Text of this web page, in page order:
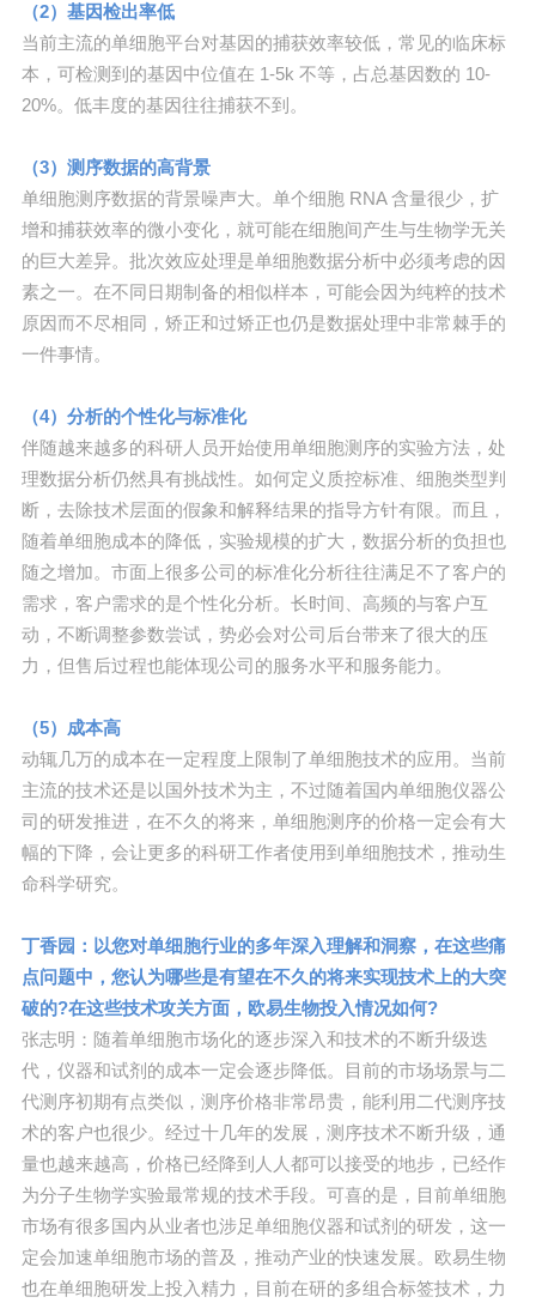
（2）基因检出率低
当前主流的单细胞平台对基因的捕获效率较低，常见的临床标
本，可检测到的基因中位值在 1-5k 不等，占总基因数的 10-
20%。低丰度的基因往往捕获不到。
（3）测序数据的高背景
单细胞测序数据的背景噪声大。单个细胞 RNA 含量很少，扩
增和捕获效率的微小变化，就可能在细胞间产生与生物学无关
的巨大差异。批次效应处理是单细胞数据分析中必须考虑的因
素之一。在不同日期制备的相似样本，可能会因为纯粹的技术
原因而不尽相同，矫正和过矫正也仍是数据处理中非常棘手的
一件事情。
（4）分析的个性化与标准化
伴随越来越多的科研人员开始使用单细胞测序的实验方法，处
理数据分析仍然具有挑战性。如何定义质控标准、细胞类型判
断，去除技术层面的假象和解释结果的指导方针有限。而且，
随着单细胞成本的降低，实验规模的扩大，数据分析的负担也
随之增加。市面上很多公司的标准化分析往往满足不了客户的
需求，客户需求的是个性化分析。长时间、高频的与客户互
动，不断调整参数尝试，势必会对公司后台带来了很大的压
力，但售后过程也能体现公司的服务水平和服务能力。
（5）成本高
动辄几万的成本在一定程度上限制了单细胞技术的应用。当前
主流的技术还是以国外技术为主，不过随着国内单细胞仪器公
司的研发推进，在不久的将来，单细胞测序的价格一定会有大
幅的下降，会让更多的科研工作者使用到单细胞技术，推动生
命科学研究。
丁香园：以您对单细胞行业的多年深入理解和洞察，在这些痛
点问题中，您认为哪些是有望在不久的将来实现技术上的大突
破的?在这些技术攻关方面，欧易生物投入情况如何?
张志明：随着单细胞市场化的逐步深入和技术的不断升级迭
代，仪器和试剂的成本一定会逐步降低。目前的市场场景与二
代测序初期有点类似，测序价格非常昂贵，能利用二代测序技
术的客户也很少。经过十几年的发展，测序技术不断升级，通
量也越来越高，价格已经降到人人都可以接受的地步，已经作
为分子生物学实验最常规的技术手段。可喜的是，目前单细胞
市场有很多国内从业者也涉足单细胞仪器和试剂的研发，这一
定会加速单细胞市场的普及，推动产业的快速发展。欧易生物
也在单细胞研发上投入精力，目前在研的多组合标签技术，力